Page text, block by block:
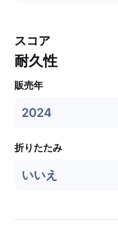
スコア
耐久性
販売年
2024
折りたたみ
いいえ